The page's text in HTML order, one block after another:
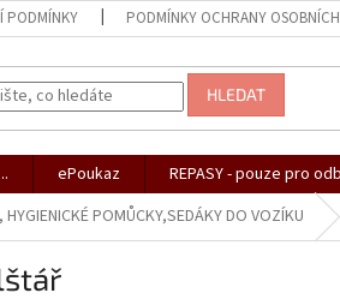
PODMÍNKY PODMÍNKY OCHRANY
HLEDAT
ePoukaz REPASY - pouze pro
POMŮCKY,SEDÁKY DO VOZÍKU